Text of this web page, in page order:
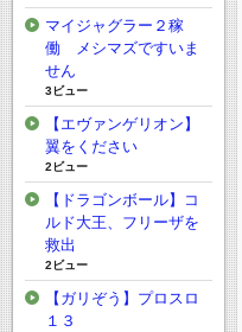
マイジャグラー２稼
働 メシマズですいま
せん
3ビュー
【エヴァンゲリオン】
翼をください
2ビュー
【ドラゴンボール】コ
ルド大王、フリーザを
救出
2ビュー
【ガリぞう】プロスロ
１３